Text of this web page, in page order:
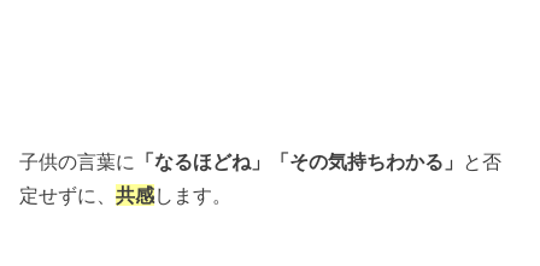
子供の言葉に 「なるほどね」「その気持ちわかる」 と否
定せずに、共感します。